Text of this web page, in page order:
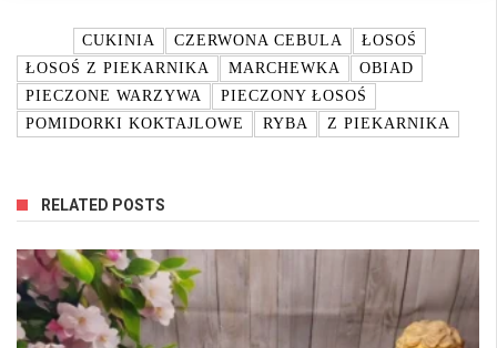
CUKINIA CZERWONA CEBULA
ŁOSOŚ
ŁOSOŚ Z PIEKARNIKA
MARCHEWKA
OBIAD
PIECZONE WARZYWA
PIECZONY ŁOSOŚ
POMIDORKI KOKTAJLOWE
RYBA Z PIEKARNIKA
RELATED POSTS